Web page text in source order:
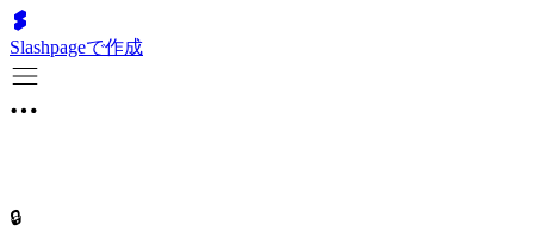
Slashpageで作成
🔒